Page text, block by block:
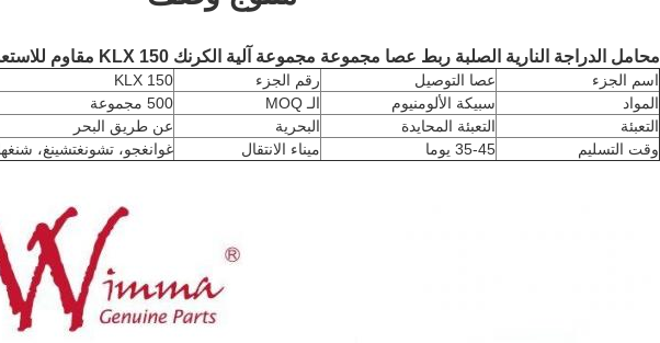
محامل الدراجة النارية الصلبة ربط عصا مجموعة مجموعة آلية الكرنك KLX 150 مقاوم للاستعمال
اسم الجزء عصا التوصيل رقم الجزء
KLX 150
المواد
سبيكة الألومنيوم الـ MOQ
500 مجموعة
التعبئة
التعبئة المحايدة البحرية
عن طريق البحر
وقت التسليم
35-45 يوما ميناء الانتقال غوانغجو، تشونغتشينغ،